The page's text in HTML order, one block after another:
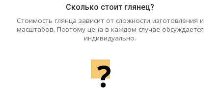
Сколько стоит глянец?
Стоимость глянца зависит от сложности изготовления и
масштабов. Поэтому цена в каждом случае обсуждается
индивидуально.
?